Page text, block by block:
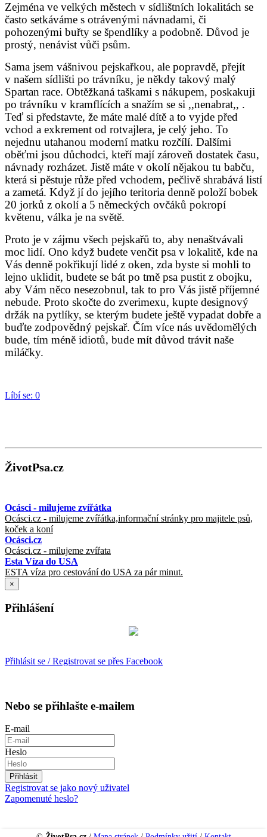
Zejména ve velkých městech v sídlištních lokalitách se
často setkáváme s otrávenými návnadami, či
pohozenými buřty se špendlíky a podobně. Důvod je
prostý, nenávist vůči psům.
Sama jsem vášnivou pejskařkou, ale popravdě, přejít
v našem sídlišti po trávníku, je někdy takový malý
Spartan race. Obtěžkaná taškami s nákupem, poskakuji
po trávníku v kramflících a snažím se si ,,nenabrat,, .
Teď si představte, že máte malé dítě a to vyjde před
vchod a exkrement od rotvajlera, je celý jeho. To
nejednu utahanou moderní matku rozčílí. Dalšími
oběťmi jsou důchodci, kteří mají zároveň dostatek času,
návnady rozházet. Jistě máte v okolí nějakou tu babču,
která si pěstuje růže před vchodem, pečlivě shrabává listí
a zametá. Když jí do jejího teritoria denně položí bobek
20 jorků z okolí a 5 německých ovčáků pokropí
květenu, válka je na světě.
Proto je v zájmu všech pejskařů to, aby nenaštvávali
moc lidí. Ono když budete venčit psa v lokalitě, kde na
Vás denně pokřikují lidé z oken, zda byste si mohli to
lejno uklidit, budete se bát po tmě psa pustit z obojku,
aby Vám něco nesezobnul, tak to pro Vás jistě příjemné
nebude. Proto skočte do zverimexu, kupte designový
držák na pytlíky, se kterým budete ještě vypadat dobře a
buďte zodpovědný pejskař. Čím více nás uvědomělých
bude, tím méně idiotů, bude mít důvod trávit naše
miláčky.
Líbí se: 0
ŽivotPsa.cz
Ocásci - milujeme zvířátka
Ocásci.cz - milujeme zvířátka,informační stránky pro majitele psů,
koček a koní
Ocásci.cz
Ocásci.cz - milujeme zvířata
Esta Víza do USA
ESTA víza pro cestování do USA za pár minut.
×
Přihlášení
Přihlásit se / Registrovat se přes Facebook
Nebo se přihlašte e-mailem
E-mail
Heslo
Přihlásit
Registrovat se jako nový uživatel
Zapomenuté heslo?